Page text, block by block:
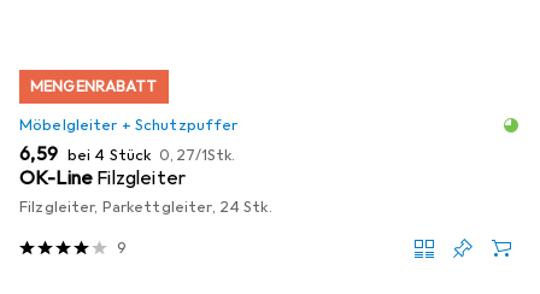
MENGENRABATT
Möbelgleiter + Schutzpuffer
EUR
6,59 bei 4 Stück EUR
0,27/1Stk.
OK-Line Filzgleiter
Filzgleiter, Parkettgleiter, 24 Stk.
9